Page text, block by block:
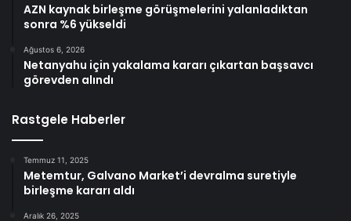
AZN kaynak birleşme görüşmelerini yalanladıktan
sonra %6 yükseldi
Ağustos 6, 2026
Netanyahu için yakalama kararı çıkartan başsavcı
görevden alındı
Rastgele Haberler
Temmuz 11, 2025
Metemtur, Galvano Market’i devralma suretiyle
birleşme kararı aldı
Aralık 26, 2025